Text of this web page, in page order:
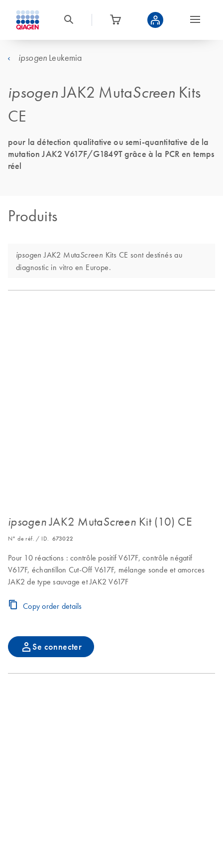
ipsogen Leukemia
ipsogenJAK2 MutaScreen Kits
CE
pour la détection qualitative ou semi-quantitative de la
mutation JAK2 V617F/G1849T grâce à la PCR en temps
réel
Produits
ipsogen JAK2 MutaScreen Kits CE sont destinés au
diagnostic in vitro en Europe.
ipsogenJAK2 MutaScreenKit (10) CE
N° de réf. / ID.673022
Pour 10 réactions : contrôle positif V617F, contrôle négatif
V617F, échantillon Cut-Off V617F, mélange sonde et amorces
JAK2 de type sauvage et JAK2 V617F
Copy order details
Se connecter